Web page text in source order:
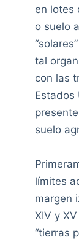
en lotes
o suelo
tal
con las
Estados
suelo
límites
margen
XIV y XV el
“tierras